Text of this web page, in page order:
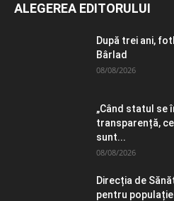
ALEGEREA EDITORULUI
După trei ani,
Bârlad
08/08/2026
„Când statul se
transparență,
sunt...
08/08/2026
Direcția de
pentru